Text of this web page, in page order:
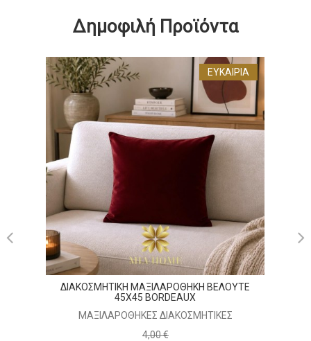
Δημοφιλή Προϊόντα
ΕΥΚΑΙΡΊΑ
ΔΙΑΚΟΣΜΗΤΙΚΗ ΜΑΞΙΛΑΡΟΘΗΚΗ ΒΕΛΟΥΤΕ
45X45 BORDEAUX
ΜΑΞΙΛΑΡΟΘΉΚΕΣ ΔΙΑΚΟΣΜΗΤΙΚΈΣ
4,00 €